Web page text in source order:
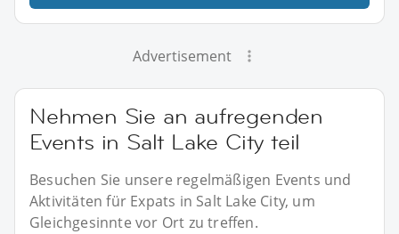
Advertisement
Nehmen Sie an aufregenden
Events in Salt Lake City teil
Besuchen Sie unsere regelmäßigen Events und
Aktivitäten für Expats in Salt Lake City, um
Gleichgesinnte vor Ort zu treffen.